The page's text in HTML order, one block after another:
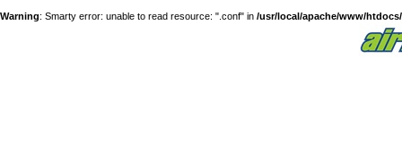
Warning: Smarty error: unable to read resource: ".conf" in /usr/local/apache/www/